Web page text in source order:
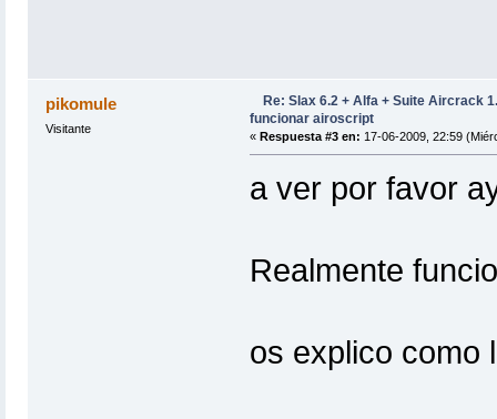
pikomule
Visitante
Re: Slax 6.2 + Alfa + Suite Aircrack
funcionar airoscript
« Respuesta #3 en: 17-06-2009, 22:59
a ver por favor
Realmente
os explico como